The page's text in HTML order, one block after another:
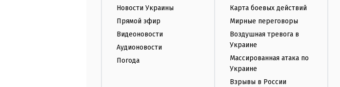
Новости Украины
Прямой эфир
Видеоновости
Аудионовости
Погода
Карта боевых действий
Мирные переговоры
Воздушная тревога в
Украине
Массированная атака по
Украине
Взрывы в России